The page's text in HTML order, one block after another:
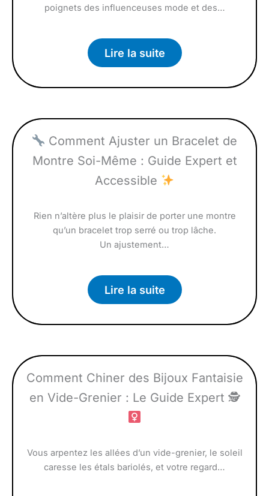
poignets des influenceuses mode et des…
Lire la suite
Comment Ajuster un Bracelet de
Montre Soi-Même : Guide Expert et
Accessible
Rien n’altère plus le plaisir de porter une montre
qu’un bracelet trop serré ou trop lâche.
Un ajustement…
Lire la suite
Comment Chiner des Bijoux Fantaisie
en Vide-Grenier : Le Guide Expert 🕵
Vous arpentez les allées d’un vide-grenier, le soleil
caresse les étals bariolés, et votre regard…